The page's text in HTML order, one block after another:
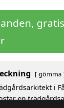
gömma
i
en